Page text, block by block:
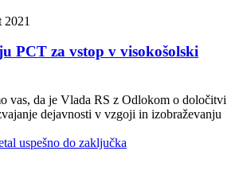
2021
PCT za vstop v visokošolski
vas, da je Vlada RS z Odlokom o določitvi
dejavnosti v vzgoji in izobraževanju